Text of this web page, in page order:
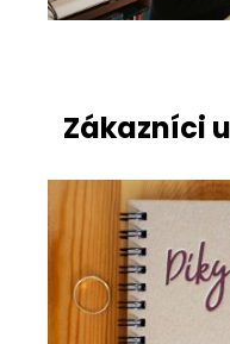
Zákazníci